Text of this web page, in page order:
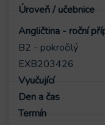
Angličtina - roční
B2 - pokročilý
EXB203426